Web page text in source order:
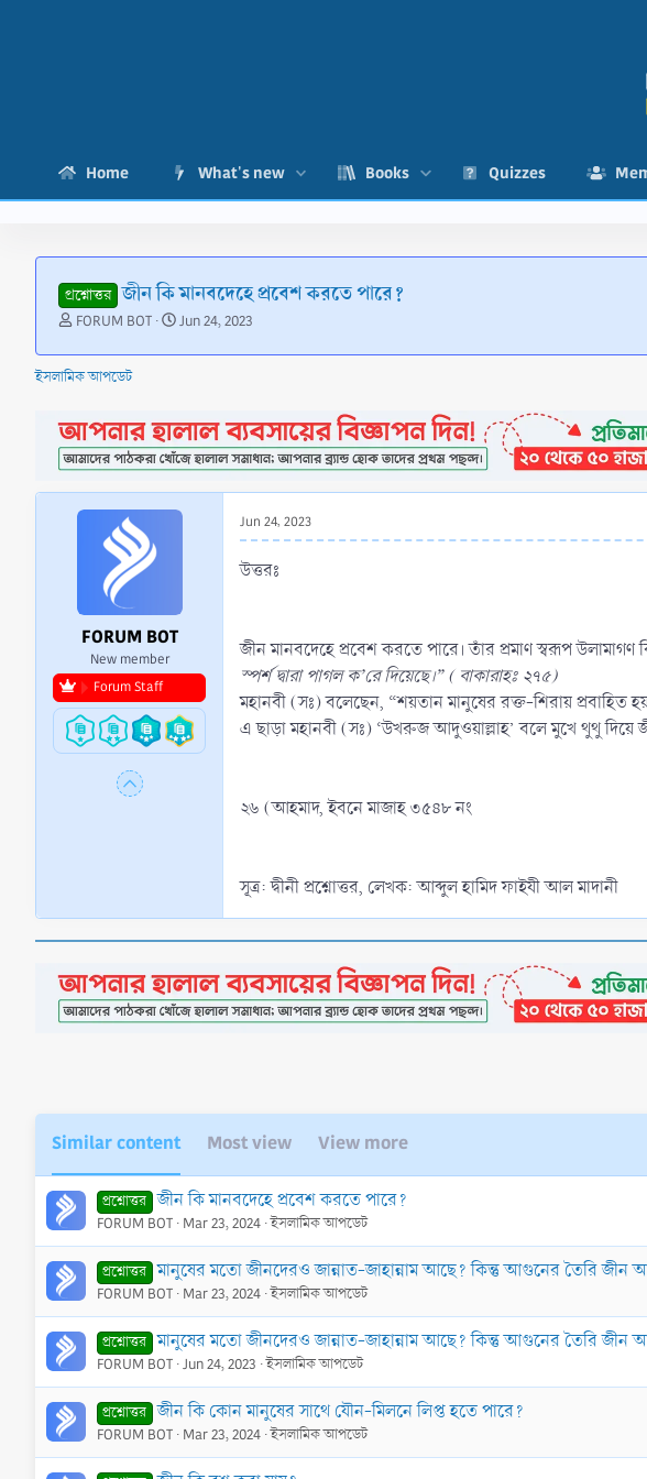
Home What's new Books Quizzes
প্রশ্নোত্তর জীন কি মানবদেহে প্রবেশ করতে পারে?
T
r
e
d
s
t
a
r
FORUM BOT
S
a
d
a
t
e
Jun 24, 2023
ইসলামিক আপডেট
FORUM BOT
New member
Forum Staff
Jun 24, 2023
উত্তরঃ
জীন মানবদেহে প্রবেশ করতে পারে। তাঁর প্রমাণ স্বরূপ উলামাগণ
স্পর্শ দ্বারা পাগল ক’রে দিয়েছে।” ( বাকারাহঃ ২৭৫)
মহানবী (সঃ) বলেছেন, “শয়তান মানুষের রক্ত-শিরায় প্রবাহিত
এ ছাড়া মহানবী (সঃ) ‘উখরুজ আদুওয়াল্লাহ’ বলে মুখে থুথু
২৬ (আহমাদ, ইবনে মাজাহ ৩৫৪৮ নং
সূত্র: দ্বীনী প্রশ্নোত্তর, লেখক: আব্দুল হামিদ ফাইযী আল মাদানী
Similar content Most view View more
প্রশ্নোত্তর জীন কি মানবদেহে প্রবেশ করতে পারে?
FORUM BOT Mar 23, 2024 ইসলামিক আপডেট
প্রশ্নোত্তর মানুষের মতো জীনদেরও জান্নাত-জাহান্নাম আছে? কিন্তু আগুনের তৈরি জীন
FORUM BOT Mar 23, 2024 ইসলামিক আপডেট
প্রশ্নোত্তর মানুষের মতো জীনদেরও জান্নাত-জাহান্নাম আছে? কিন্তু আগুনের তৈরি জীন
FORUM BOT Jun 24, 2023 ইসলামিক আপডেট
প্রশ্নোত্তর জীন কি কোন মানুষের সাথে যৌন-মিলনে লিপ্ত হতে পারে?
FORUM BOT Mar 23, 2024 ইসলামিক আপডেট